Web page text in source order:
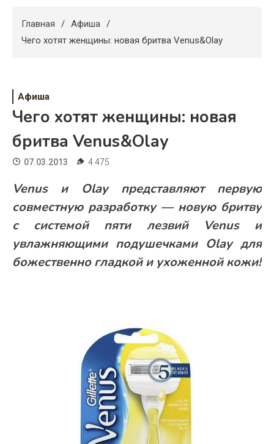
Худеем
Свадьба
Дом
Жизнь
Хобби
Красота
Главная
Афиша
Чего хотят женщины: новая бритва Venus&Olay
Афиша
Чего хотят женщины: новая
бритва Venus&Olay
07.03.2013 4 475
Venus и Olay представляют первую
совместную разработку — новую бритву
с системой пяти лезвий Venus и
увлажняющими подушечками Olay для
божественно гладкой и ухоженной кожи!